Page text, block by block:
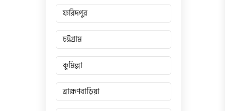
ফরিদপুর
চট্টগ্রাম
কুমিল্লা
ব্রাহ্মণবাড়িয়া